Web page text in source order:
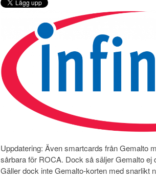
Uppdatering: Även smartcards från Gemalto
sårbara för ROCA. Dock så säljer Gemalto ej
Gäller dock inte Gemalto-korten med snarlikt